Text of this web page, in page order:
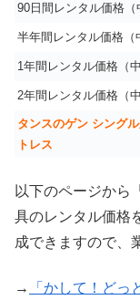
90日間レンタル価格（
半年間レンタル価格（
1年間レンタル価格（中
2年間レンタル価格（中
タンスのゲン シング
トレス
以下のページから
具のレンタル価格
成できますので、
→ 「かして！ど